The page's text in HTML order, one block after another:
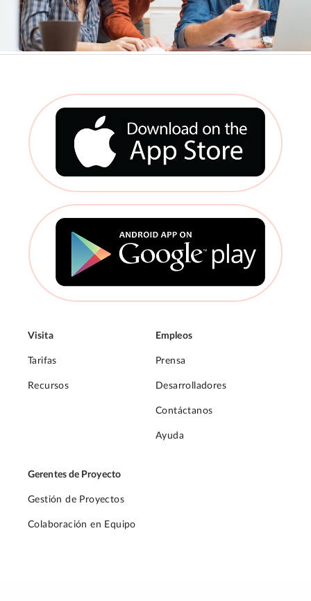
Visita
Tarifas
Recursos
Empleos
Prensa
Desarrolladores
Contáctanos
Ayuda
Gerentes de Proyecto
Gestión de Proyectos
Colaboración en Equipo